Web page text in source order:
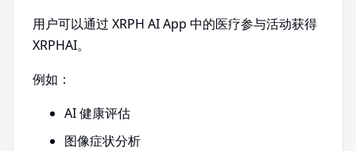
用户可以通过 XRPH AI App 中的医疗参与活动获得
XRPHAI。
例如：
AI 健康评估
图像症状分析